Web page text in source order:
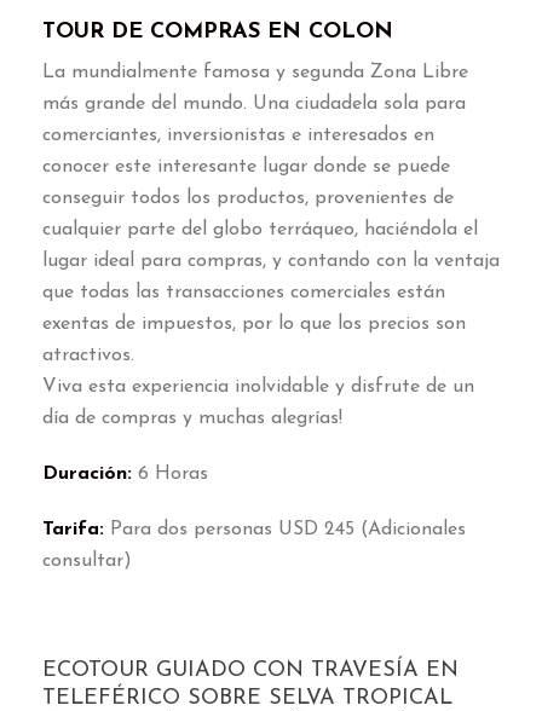
TOUR DE COMPRAS EN COLON
La mundialmente famosa y segunda Zona Libre
más grande del mundo. Una ciudadela sola para
comerciantes, inversionistas e interesados en
conocer este interesante lugar donde se puede
conseguir todos los productos, provenientes de
cualquier parte del globo terráqueo, haciéndola el
lugar ideal para compras, y contando con la ventaja
que todas las transacciones comerciales están
exentas de impuestos, por lo que los precios son
atractivos.
Viva esta experiencia inolvidable y disfrute de un
día de compras y muchas alegrías!
Duración: 6 Horas
Tarifa: Para dos personas USD 245 (Adicionales
consultar)
ECOTOUR GUIADO CON TRAVESÍA EN
TELEFÉRICO SOBRE SELVA TROPICAL